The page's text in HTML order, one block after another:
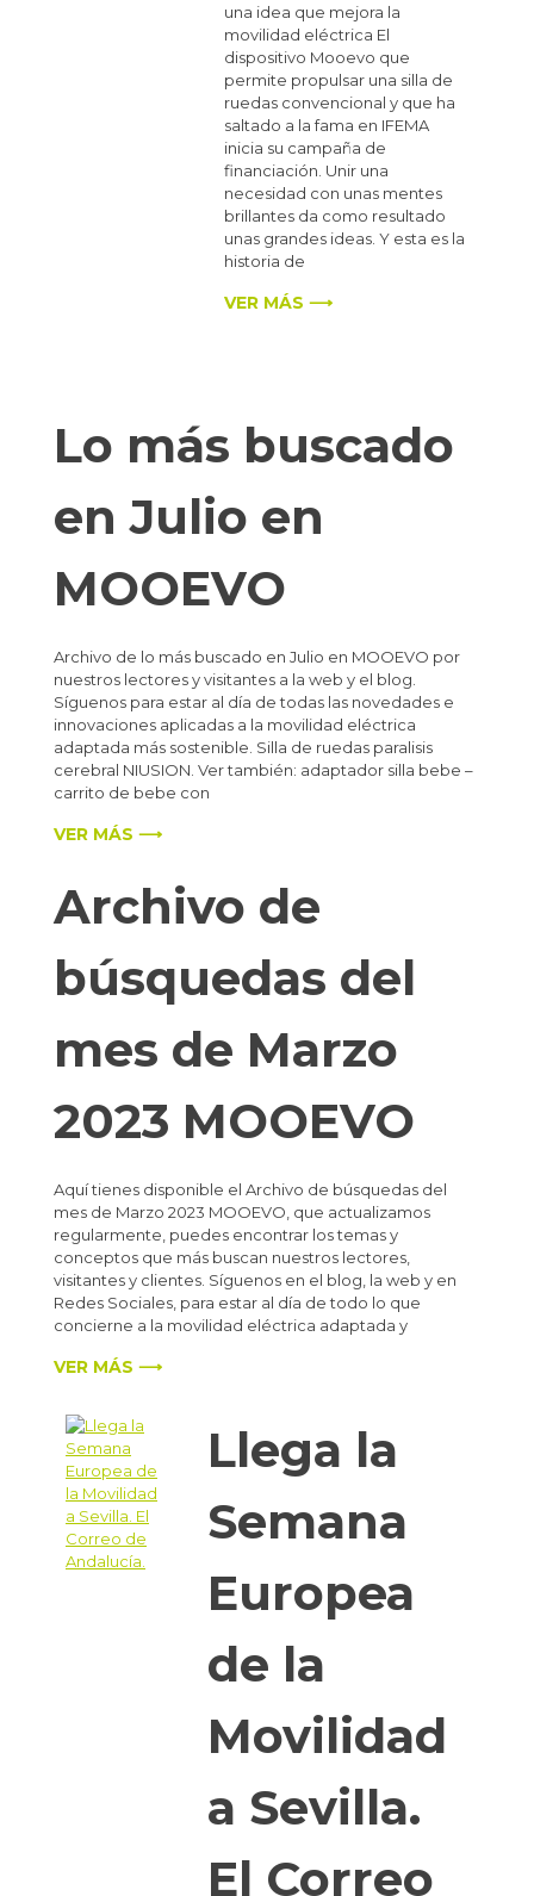
una idea que mejora la
movilidad eléctrica El
dispositivo Mooevo que
permite propulsar una silla de
ruedas convencional y que ha
saltado a la fama en IFEMA
inicia su campaña de
financiación. Unir una
necesidad con unas mentes
brillantes da como resultado
unas grandes ideas. Y esta es la
historia de
VER MÁS ⟶
Lo más buscado
en Julio en
MOOEVO
Archivo de lo más buscado en Julio en MOOEVO por
nuestros lectores y visitantes a la web y el blog.
Síguenos para estar al día de todas las novedades e
innovaciones aplicadas a la movilidad eléctrica
adaptada más sostenible. Silla de ruedas paralisis
cerebral NIUSION. Ver también: adaptador silla bebe –
carrito de bebe con
VER MÁS ⟶
Archivo de
búsquedas del
mes de Marzo
2023 MOOEVO
Aquí tienes disponible el Archivo de búsquedas del
mes de Marzo 2023 MOOEVO, que actualizamos
regularmente, puedes encontrar los temas y
conceptos que más buscan nuestros lectores,
visitantes y clientes. Síguenos en el blog, la web y en
Redes Sociales, para estar al día de todo lo que
concierne a la movilidad eléctrica adaptada y
VER MÁS ⟶
Llega la
Semana
Europea
de la
Movilidad
a Sevilla.
El Correo